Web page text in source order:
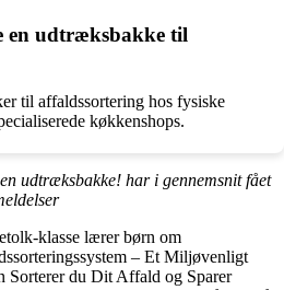
en udtræksbakke til
til affaldssortering hos fysiske
køkkenshops.
udtræksbakke! har i gennemsnit fået
klasse lærer børn om
– Et Miljøvenligt
Sorterer du Dit Affald og Sparer